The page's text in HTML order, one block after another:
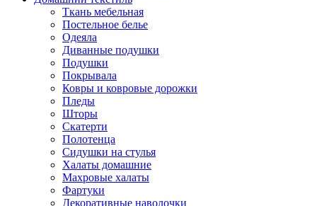
Ткань мебельная
Постельное белье
Одеяла
Диванные подушки
Подушки
Покрывала
Ковры и ковровые дорожки
Пледы
Шторы
Скатерти
Полотенца
Сидушки на стулья
Халаты домашние
Махровые халаты
Фартуки
Декоративные наволочки